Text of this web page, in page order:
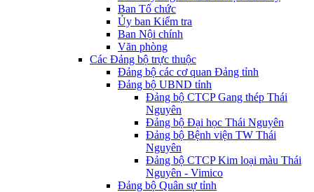
Ban Tổ chức
Ủy ban Kiểm tra
Ban Nội chính
Văn phòng
Các Đảng bộ trực thuộc
Đảng bộ các cơ quan Đảng tỉnh
Đảng bộ UBND tỉnh
Đảng bộ CTCP Gang thép Thái
Nguyên
Đảng bộ Đại học Thái Nguyên
Đảng bộ Bệnh viện TW Thái
Nguyên
Đảng bộ CTCP Kim loại màu Thái
Nguyên - Vimico
Đảng bộ Quân sự tỉnh